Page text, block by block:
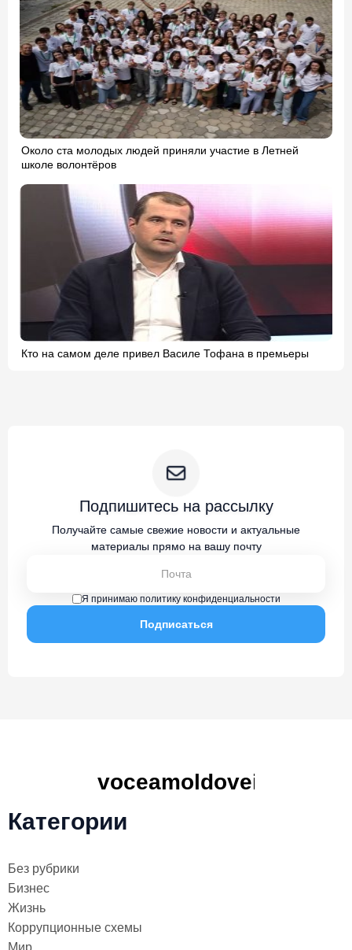
Около ста молодых людей приняли участие в Летней
школе волонтёров
Кто на самом деле привел Василе Тофана в премьеры
Подпишитесь на рассылку
Получайте самые свежие новости и актуальные
материалы прямо на вашу почту
Я принимаю политику конфиденциальности
Категории
Без рубрики
Бизнес
Жизнь
Коррупционные схемы
Мир